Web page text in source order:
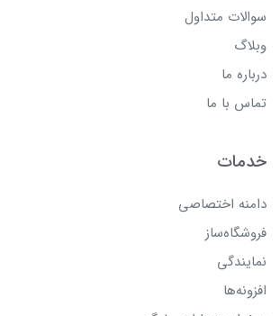
سوالات متداول
وبلاگ
درباره ما
تماس با ما
خدمات
دامنه اختصاصی
فروشگاه‌ساز
نمایندگی
افزونه‌ها